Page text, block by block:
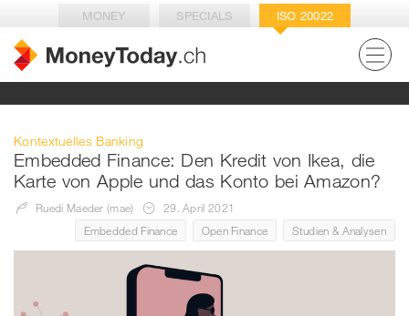
MONEY SPECIALS ISO 20022
Kontextuelles Banking
Embedded Finance: Den Kredit von Ikea, die
Karte von Apple und das Konto bei Amazon?
Ruedi Maeder (mae)
29. April 2021
Embedded Finance
Open Finance Studien & Analysen